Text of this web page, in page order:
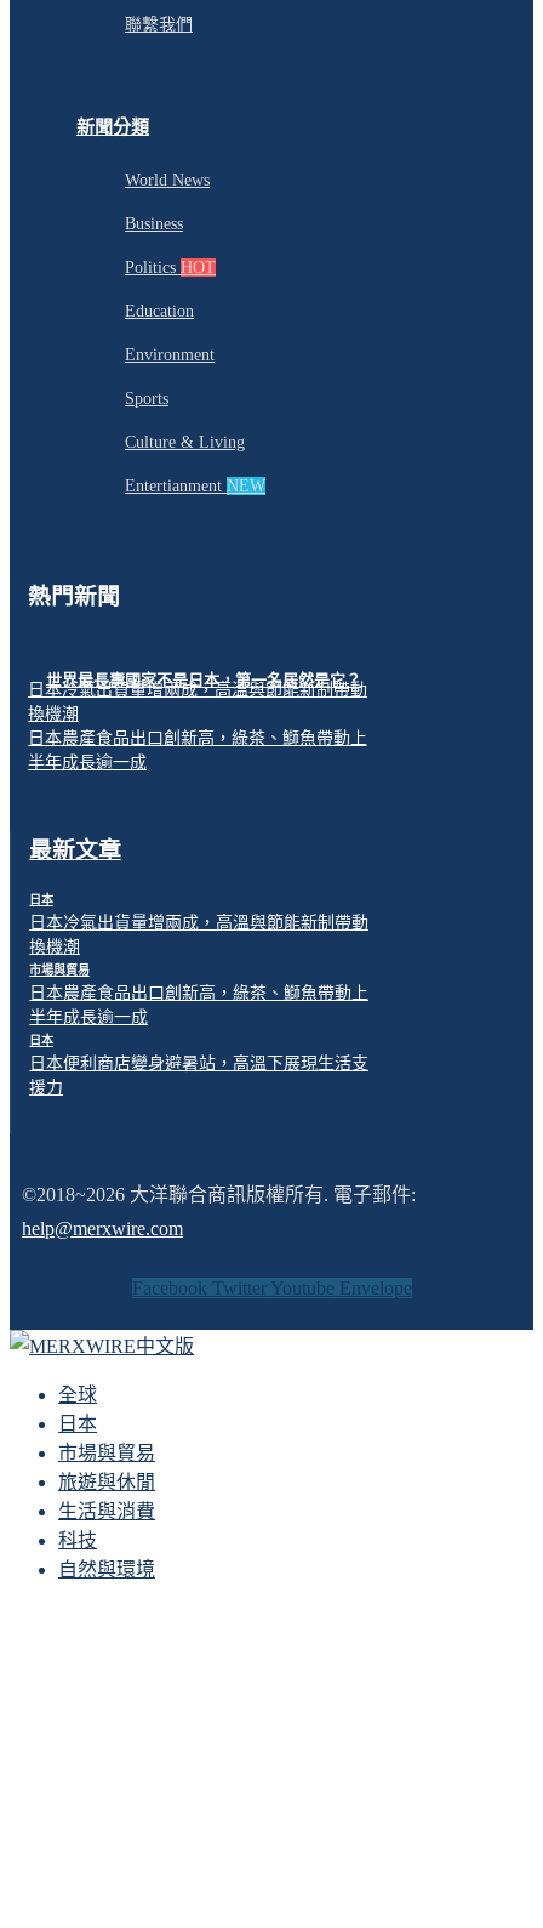
聯繫我們
新聞分類
World News
Business
Politics HOT
Education
Environment
Sports
Culture & Living
Entertianment NEW
熱門新聞
世界最長壽國家不是日本，第一名居然是它？
日本冷氣出貨量增兩成，高溫與節能新制帶動
換機潮
日本農產食品出口創新高，綠茶、鰤魚帶動上
半年成長逾一成
最新文章
日本
日本冷氣出貨量增兩成，高溫與節能新制帶動
換機潮
市場與貿易
日本農產食品出口創新高，綠茶、鰤魚帶動上
半年成長逾一成
日本
日本便利商店變身避暑站，高溫下展現生活支
援力
©2018~2026 大洋聯合商訊版權所有. 電子郵件:
help@merxwire.com
Facebook Twitter Youtube Envelope
全球
日本
市場與貿易
旅遊與休閒
生活與消費
科技
自然與環境